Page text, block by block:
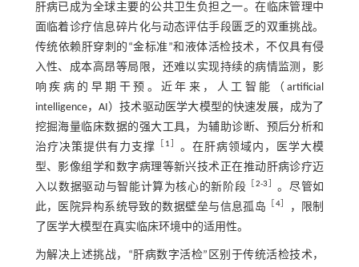
肝病已成为全球主要的公共卫生负担之一。在临床管理中
面临着诊疗信息碎片化与动态评估手段匮乏的双重挑战。
传统依赖肝穿刺的“金标准”和液体活检技术，不仅具有侵
入性、成本高昂等局限，还难以实现持续的病情监测，影
响疾病的早期干预。近年来，人工智能（artificial
intelligence，AI）技术驱动医学大模型的快速发展，成为了
挖掘海量临床数据的强大工具，为辅助诊断、预后分析和
治疗决策提供有力支撑
1
。在肝病领域内，医学大模
型、影像组学和数字病理等新兴技术正在推动肝病诊疗迈
入以数据驱动与智能计算为核心的新阶段 ［2-3
。尽管如
此，医院异构系统导致的数据壁垒与信息孤岛
4］
，限制
了医学大模型在真实临床环境中的适用性。
为解决上述挑战，“肝病数字活检”区别于传统活检技术，